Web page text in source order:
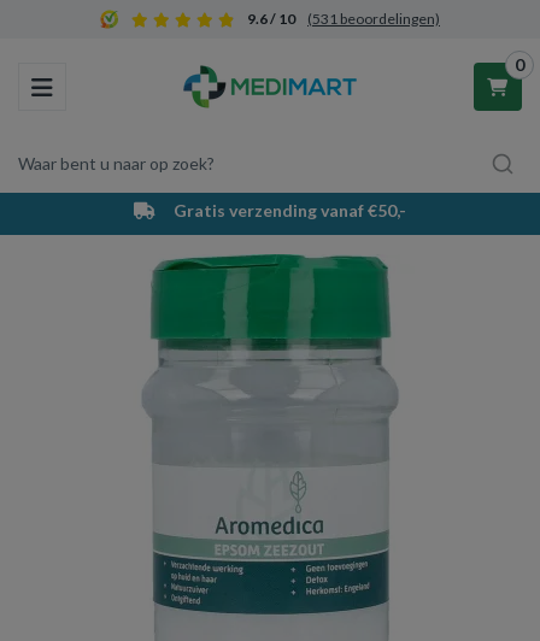
9.6 / 10 (531 beoordelingen)
Toggle navigation
Waar bent u naar op zoek?
0
Winkelwagen
Uw winkelwagen is leeg.
Vul hem met producten.
Gratis verzending vanaf €50,-